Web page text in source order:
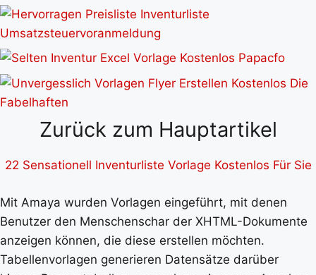
Zurück zum Hauptartikel
22 Sensationell Inventurliste Vorlage Kostenlos Für Sie
Mit Amaya wurden Vorlagen eingeführt, mit denen
Benutzer den Menschenschar der XHTML-Dokumente
anzeigen können, die diese erstellen möchten.
Tabellenvorlagen generieren Datensätze darüber